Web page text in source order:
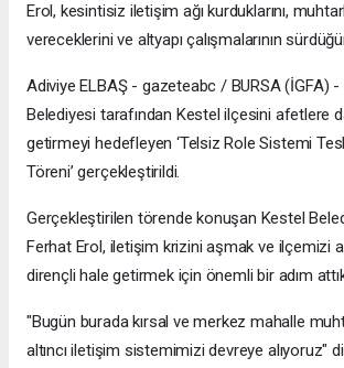
Erol, kesintisiz iletişim ağı kurduklarını,
vereceklerini ve altyapı çalışmalarının
Adiviye ELBAŞ - gazeteabc / BURSA (İGFA) -
Belediyesi tarafından Kestel ilçesini afetlere
getirmeyi hedefleyen ‘Telsiz Role Sistemi
Töreni’ gerçekleştirildi.
Gerçekleştirilen törende konuşan Kestel
Ferhat Erol, iletişim krizini aşmak ve ilçemizi
dirençli hale getirmek için önemli bir adım
"Bugün burada kırsal ve merkez mahalle
altıncı iletişim sistemimizi devreye alıyoruz"